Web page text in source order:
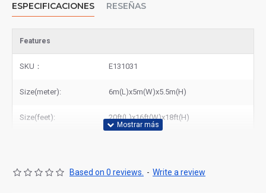
ESPECIFICACIONES RESEÑAS
Features
SKU： E131031
Size(meter): 6m(L)x5m(W)x5.5m(H)
Size(feet): 20ft(L)x16ft(W)x18ft(H)
Based on 0 reviews. - Write a review